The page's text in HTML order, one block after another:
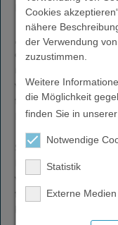
PSZ
Über
Einrichtungen!
„Die PSZ gGmbH
dabei Kontinuität
weiterhin innovative
für Jugendliche, in
Präventionsbereich
Sie bedankt sich
Partner*innen:
wir ein adäquates
für Menschen mit
Cookies
nähere
der Verwendung
zuzustimmen.
Weitere
die Möglichkeit
finden Sie in
Notwendige
Statistik
Externe Medien